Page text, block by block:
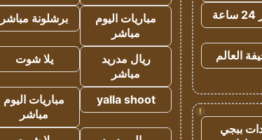
العالم
!
ببجي
مباريات اليوم
مباشر
برشلونة مباشر
ريال مدريد
مباشر
يلا شوت
yalla shoot
مباريات اليوم
مباشر